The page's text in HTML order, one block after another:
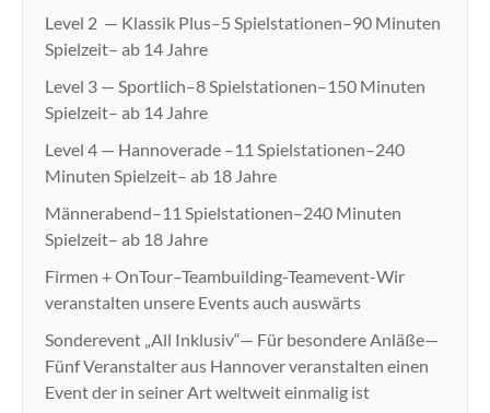
Level 2 — Klassik Plus–5 Spielstationen–90 Minuten
Spielzeit– ab 14 Jahre
Level 3 — Sportlich–8 Spielstationen–150 Minuten
Spielzeit– ab 14 Jahre
Level 4 — Hannoverade –11 Spielstationen–240
Minuten Spielzeit– ab 18 Jahre
Männerabend–11 Spielstationen–240 Minuten
Spielzeit– ab 18 Jahre
Firmen + OnTour–Teambuilding-Teamevent-Wir
veranstalten unsere Events auch auswärts
Sonderevent „All Inklusiv“— Für besondere Anläße—
Fünf Veranstalter aus Hannover veranstalten einen
Event der in seiner Art weltweit einmalig ist